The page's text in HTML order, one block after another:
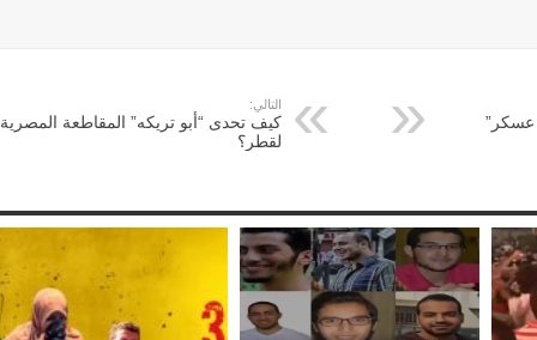
عسكر”
التالي:
كيف تحدى “أبو تريكه” المقاطعة المصرية
لقطر؟